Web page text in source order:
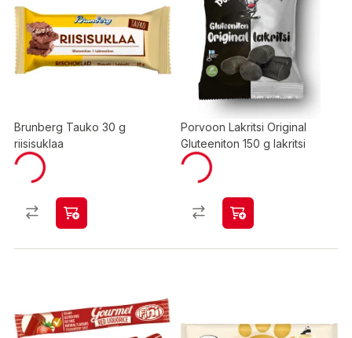
Brunberg Tauko 30 g
riisisuklaa
Porvoon Lakritsi Original
Gluteeniton 150 g lakritsi